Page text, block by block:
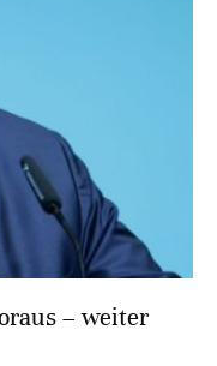
– weiter